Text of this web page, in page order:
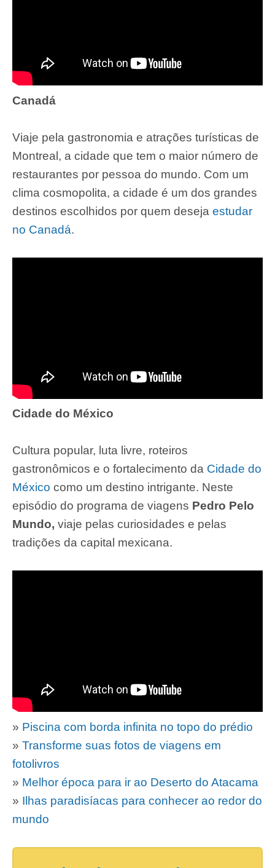
Canadá
Viaje pela gastronomia e atrações turísticas de
Montreal, a cidade que tem o maior número de
restaurantes por pessoa do mundo. Com um
clima cosmopolita, a cidade é um dos grandes
destinos escolhidos por quem deseja estudar
no Canadá.
Cidade do México
Cultura popular, luta livre, roteiros
gastronômicos e o fortalecimento da Cidade do
México como um destino intrigante. Neste
episódio do programa de viagens Pedro Pelo
Mundo, viaje pelas curiosidades e pelas
tradições da capital mexicana.
» Piscina com borda infinita no topo do prédio
» Transforme suas fotos de viagens em
fotolivros
» Melhor época para ir ao Deserto do Atacama
» Ilhas paradisíacas para conhecer ao redor do
mundo